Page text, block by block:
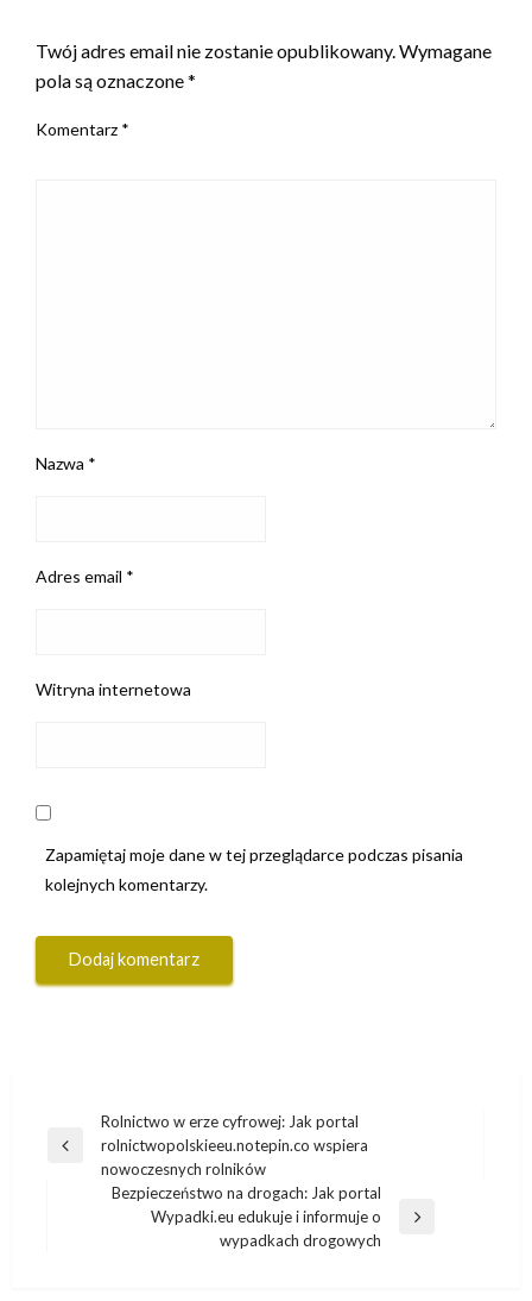
Twój adres email nie zostanie opublikowany.Wymagane
pola są oznaczone*
Komentarz *
Nazwa *
Adres email *
Witryna internetowa
Zapamiętaj moje dane w tej przeglądarce podczas pisania
kolejnych komentarzy.
Nawigacja
wpisu
Poprzedni
Rolnictwo w erze cyfrowej: Jak portal
rolnictwopolskieeu.notepin.co wspiera
nowoczesnych rolników
Bezpieczeństwo na drogach: Jak portal
Wypadki.eu edukuje i informuje o
wypadkach drogowych